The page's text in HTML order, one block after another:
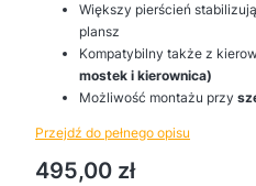
Większy pierścień
plansz
Kompatybilny także z
mostek i kierownica)
Możliwość montażu przy
Przejdź do pełnego opisu
Cena
495,00 zł